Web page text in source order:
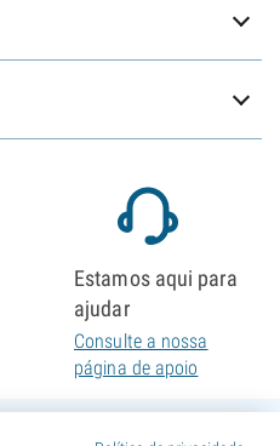
Estamos aqui para
ajudar
Consulte a nossa
página de apoio